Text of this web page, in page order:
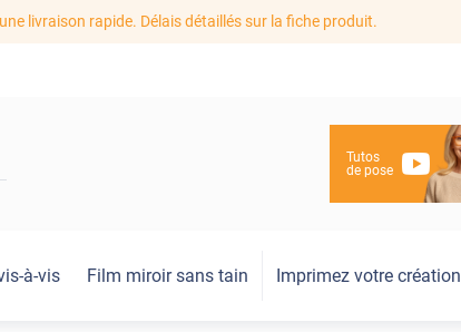
livraison rapide. Délais détaillés sur la fiche produit.
Tutos
de pose
à-vis Film miroir sans tain Imprimez votre création